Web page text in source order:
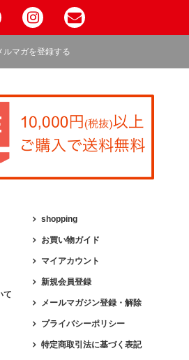
ルマガを登録する
て
shopping
お買い物ガイド
マイアカウント
新規会員登録
メールマガジン登録・解除
プライバシーポリシー
特定商取引法に基づく表記